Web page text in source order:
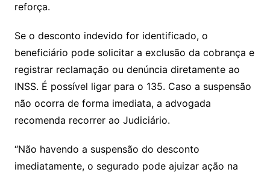
reforça.
Se o desconto indevido for identificado, o
beneficiário pode solicitar a exclusão da cobrança e
registrar reclamação ou denúncia diretamente ao
INSS. É possível ligar para o 135. Caso a suspensão
não ocorra de forma imediata, a advogada
recomenda recorrer ao Judiciário.
“Não havendo a suspensão do desconto
imediatamente, o segurado pode ajuizar ação na